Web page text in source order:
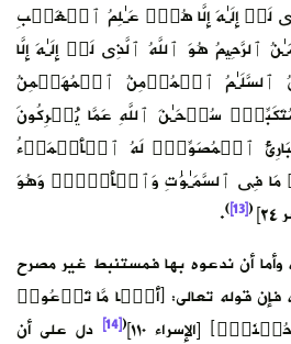
لَاۤ إِلَـٰهَ إِلَّا هُوَۖ عَـٰلِمُ ٱلۡغَیۡبِ
هُوَ ٱللَّهُ ٱلَّذِی لَاۤ إِلَـٰهَ إِلَّا
ٱلۡمُؤۡمِنُ ٱلۡمُهَیۡمِنُ
سُبۡحَـٰنَ ٱللَّهِ عَمَّا یُشۡرِكُونَ
ٱلۡمُصَوِّرُۖ لَهُ ٱلۡأَسۡمَاۤءُ
فِی ٱلسَّمَـٰوَ ٰ⁠تِ وَٱلۡأَرۡضِۖ وَهُوَ
(
[13]
)
.
وأما أن ندعوه بها فمستنبط غير مصرح
فإن قوله تعالى: ﴿أَیࣰّا مَّا تَدۡعُوا۟
[الإسراء ١١٠]
(
[14]
دل على أن